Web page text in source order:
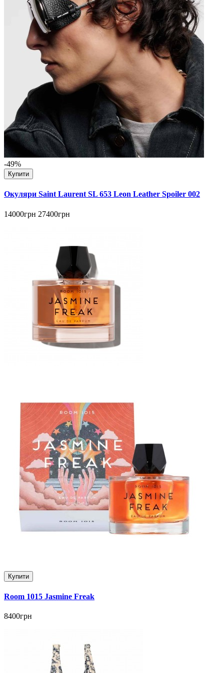
-49%
Купити
Окуляри Saint Laurent SL 653 Leon Leather Spoiler 002
14000грн 27400грн
Купити
Room 1015 Jasmine Freak
8400грн